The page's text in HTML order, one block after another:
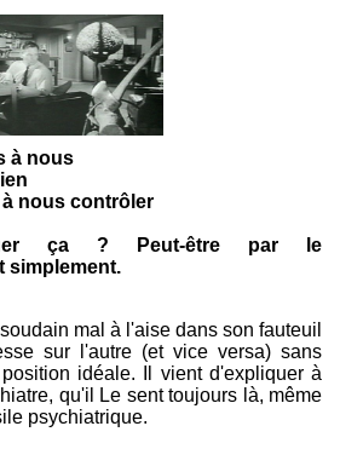
donc modestement ma présentation.
dans une autre dimension, une
seulement de paysages et de sons,
Un voyage dans une contrée sans fin
sont notre imagination : un voyage au
où il n’y a qu’une destination : La
n'est pas une défaillance de votre
donc pas de régler l'image. Nous
toutes retransmissions. Nous
et les verticales. Nous
sous un millier de chaînes, ou dilater
Nous pouvons modeler votre vision et lui
votre imagination peut concevoir.
vient, nous contrôlons tout ce que
qui gisent dans les plus
"Au-delà du Shining Project". »
à nous
nous contrôler
ça ? Peut-être par le
simplement.
mal à l'aise dans son fauteuil
sur l'autre (et vice versa) sans
idéale. Il vient d'expliquer à
qu'il Le sent toujours là, même
psychiatrique.